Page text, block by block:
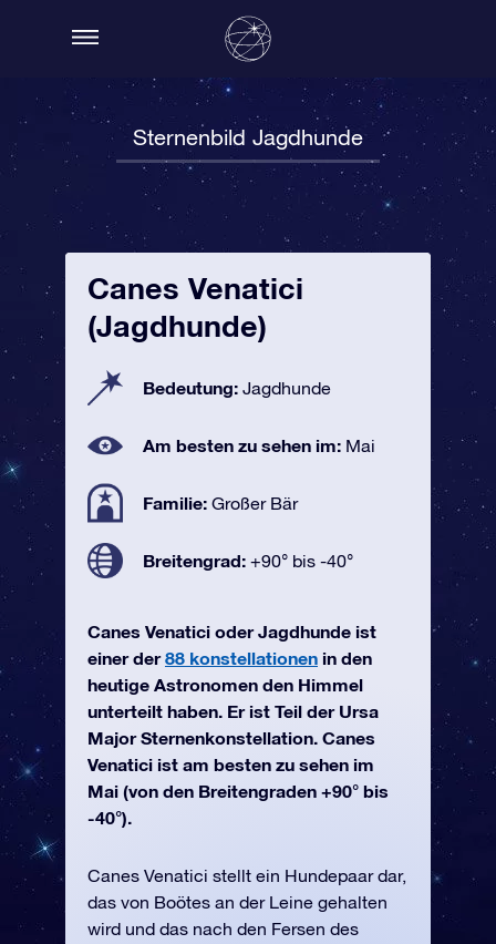
Sternenbild Jagdhunde
Canes Venatici
(Jagdhunde)
Bedeutung: Jagdhunde
Am besten zu sehen im: Mai
Familie: Großer Bär
Breitengrad: +90° bis -40°
Canes Venatici oder Jagdhunde ist
einer der88 konstellationen in den
heutige Astronomen den Himmel
unterteilt haben. Er ist Teil der Ursa
Major Sternenkonstellation. Canes
Venatici ist am besten zu sehen im
Mai (von den Breitengraden +90° bis
-40°).
Canes Venatici stellt ein Hundepaar dar,
das von Boötes an der Leine gehalten
wird und das nach den Fersen des